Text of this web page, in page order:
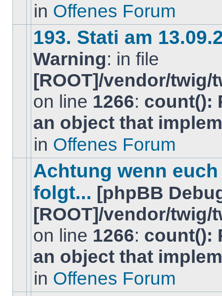
diesem
Thema.
in Offenes Forum
gibt
keine
neuen
BeitrÃ¤ge
Thema.
193. Stati am
Warning: in file
[ROOT]/vendor/
on line 1266: count():
an object that
in Offenes Forum
gibt
keine
neuen
BeitrÃ¤ge
Achtung wenn
folgt... [phpBB
[ROOT]/vendor/
on line 1266: count():
an object that
in Offenes Forum